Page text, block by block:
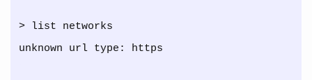
> list networks
unknown url type: https